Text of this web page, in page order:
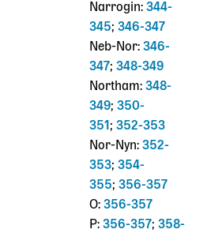
Narrogin: 344-
345; 346-347
Neb-Nor: 346-
347; 348-349
Northam: 348-
349; 350-
351 ; 352-353
Nor-Nyn: 352-
353; 354-
355; 356-357
O: 356-357
P: 356-357; 358-